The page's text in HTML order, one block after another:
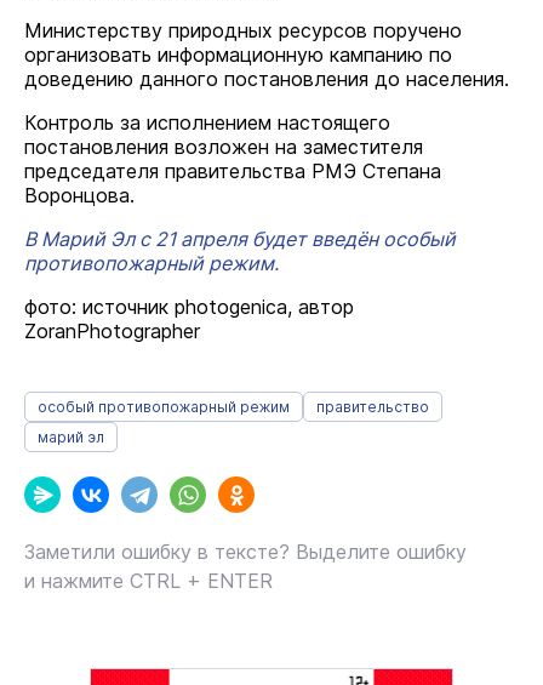
Министерству природных ресурсов поручено
организовать информационную кампанию по
доведению данного постановления до населения.
Контроль за исполнением настоящего
постановления возложен на заместителя
председателя правительства РМЭ Степана
Воронцова.
В Марий Эл с 21 апреля будет введён особый
противопожарный режим.
фото: источник photogenica, автор
ZoranPhotographer
особый противопожарный режим
правительство
марий эл
Заметили ошибку в тексте? Выделите ошибку
и нажмите CTRL + ENTER